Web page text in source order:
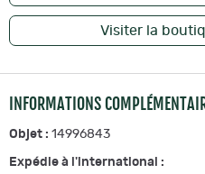
Visiter la
INFORMATIONS
Objet : 14996843
Expédie à l'international :